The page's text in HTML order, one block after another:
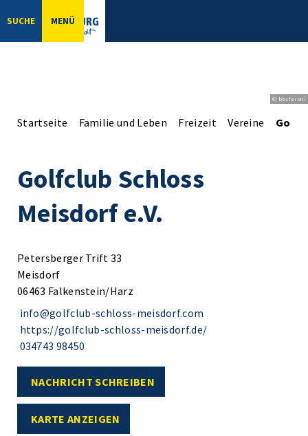
SUCHE MENÜ
© bbsferrari
Startseite Familie und Leben Freizeit Vereine
Golfclub Schloss
Meisdorf e.V.
Petersberger Trift 33
Meisdorf
06463 Falkenstein/Harz
info@golfclub-schloss-meisdorf.com
https://golfclub-schloss-meisdorf.de/
034743 98450
NACHRICHT SCHREIBEN
KARTE ANZEIGEN